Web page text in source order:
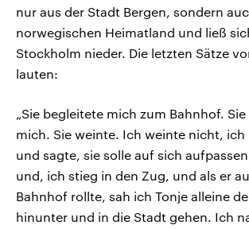
nur aus der Stadt Bergen, sondern
norwegischen Heimatland und ließ
Stockholm nieder. Die letzten Sätze
lauten:
„Sie begleitete mich zum Bahnhof.
mich. Sie weinte. Ich weinte nicht, ich
und sagte, sie solle auf sich
und, ich stieg in den Zug, und als er
Bahnhof rollte, sah ich Tonje alleine
hinunter und in die Stadt gehen. Ich